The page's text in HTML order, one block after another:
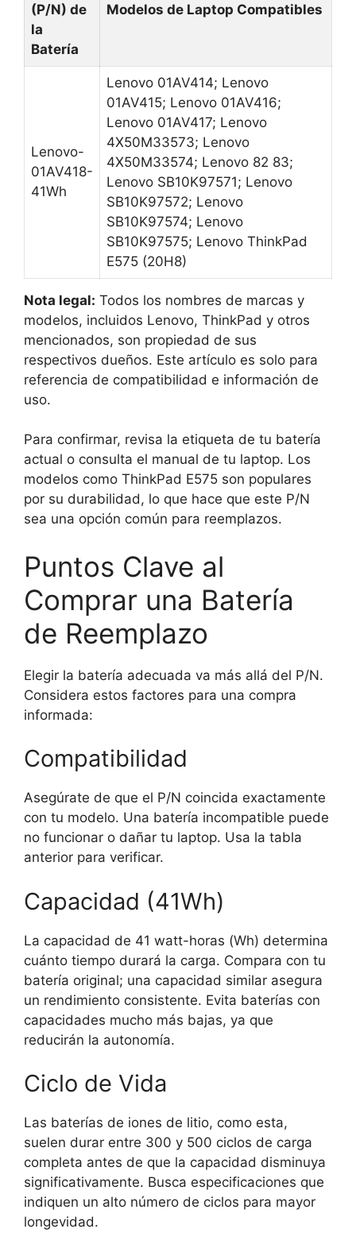
(P/N) de
la
Batería
Modelos de Laptop Compatibles
Lenovo-
01AV418-
41Wh
Lenovo 01AV414; Lenovo
01AV415; Lenovo 01AV416;
Lenovo 01AV417; Lenovo
4X50M33573; Lenovo
4X50M33574; Lenovo 82 83;
Lenovo SB10K97571; Lenovo
SB10K97572; Lenovo
SB10K97574; Lenovo
SB10K97575; Lenovo ThinkPad
E575 (20H8)
Nota legal: Todos los nombres de marcas y
modelos, incluidos Lenovo, ThinkPad y otros
mencionados, son propiedad de sus
respectivos dueños. Este artículo es solo para
referencia de compatibilidad e información de
uso.
Para confirmar, revisa la etiqueta de tu batería
actual o consulta el manual de tu laptop. Los
modelos como ThinkPad E575 son populares
por su durabilidad, lo que hace que este P/N
sea una opción común para reemplazos.
Puntos Clave al
Comprar una Batería
de Reemplazo
Elegir la batería adecuada va más allá del P/N.
Considera estos factores para una compra
informada:
Compatibilidad
Asegúrate de que el P/N coincida exactamente
con tu modelo. Una batería incompatible puede
no funcionar o dañar tu laptop. Usa la tabla
anterior para verificar.
Capacidad (41Wh)
La capacidad de 41 watt-horas (Wh) determina
cuánto tiempo durará la carga. Compara con tu
batería original; una capacidad similar asegura
un rendimiento consistente. Evita baterías con
capacidades mucho más bajas, ya que
reducirán la autonomía.
Ciclo de Vida
Las baterías de iones de litio, como esta,
suelen durar entre 300 y 500 ciclos de carga
completa antes de que la capacidad disminuya
significativamente. Busca especificaciones que
indiquen un alto número de ciclos para mayor
longevidad.